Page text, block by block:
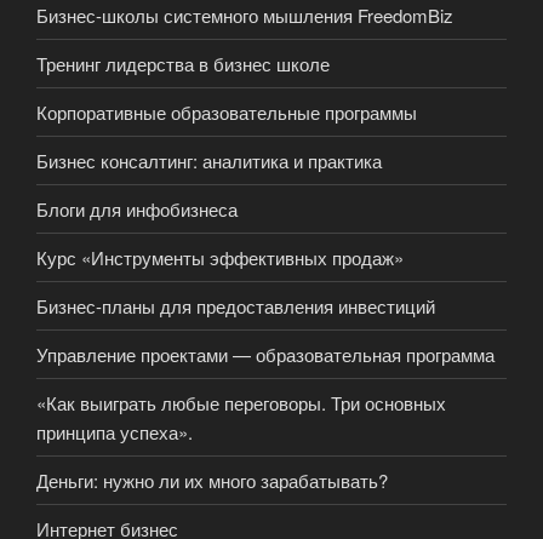
Бизнес-школы системного мышления FreedomBiz
Тренинг лидерства в бизнес школе
Корпоративные образовательные программы
Бизнес консалтинг: аналитика и практика
Блоги для инфобизнеса
Курс «Инструменты эффективных продаж»
Бизнес-планы для предоставления инвестиций
Управление проектами — образовательная программа
«Как выиграть любые переговоры. Три основных
принципа успеха».
Деньги: нужно ли их много зарабатывать?
Интернет бизнес